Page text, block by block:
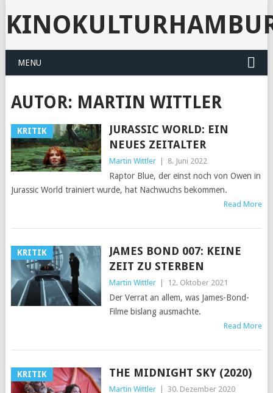
MENU
AUTOR: MARTIN WITTLER
KRITIK
JURASSIC WORLD: EIN
NEUES ZEITALTER
Martin Wittler 8. Juni 2022
Raptor Blue, der einst noch von Owen in
Jurassic World trainiert wurde, hat Nachwuchs bekommen.
Read More
KRITIK
JAMES BOND 007: KEINE
ZEIT ZU STERBEN
Martin Wittler 12. Oktober 2021
Der Verrat an allem, was James-Bond-
Filme bislang ausmachte.
Read More
KRITIK THE MIDNIGHT SKY (2020)
Martin Wittler 30. Dezember 2020